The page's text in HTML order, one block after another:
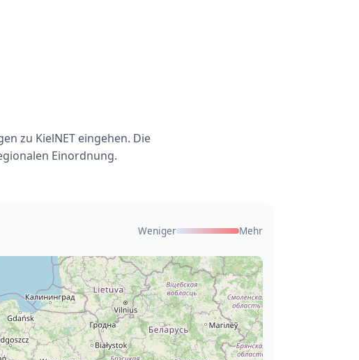
zu KielNET eingehen. Die
Einordnung.
Weniger Mehr